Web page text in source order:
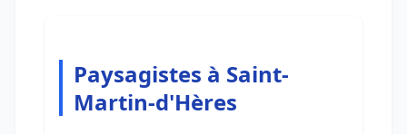
Paysagistes à Saint-
Martin-d'Hères